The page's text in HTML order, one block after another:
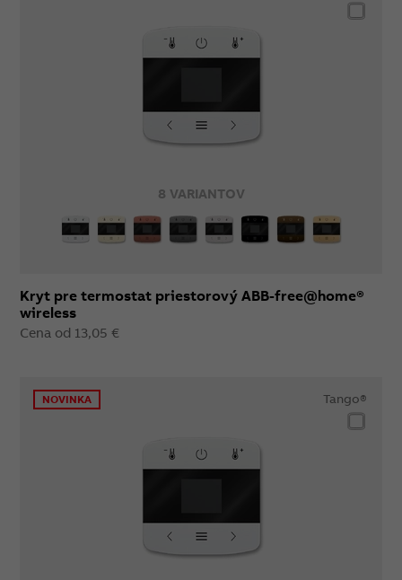
8 VARIANTOV
Kryt pre termostat priestorový ABB-free@home®
wireless
Cena od 13,05 €
NOVINKA Tango®